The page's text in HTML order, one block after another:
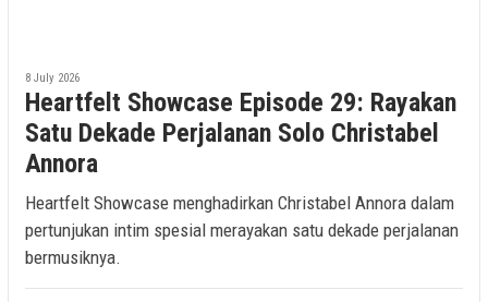
8 July 2026
Heartfelt Showcase Episode 29: Rayakan
Satu Dekade Perjalanan Solo Christabel
Annora
Heartfelt Showcase menghadirkan Christabel Annora dalam
pertunjukan intim spesial merayakan satu dekade perjalanan
bermusiknya.